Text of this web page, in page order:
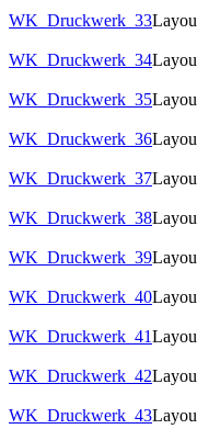
WK_Druckwerk_33
WK_Druckwerk_34
WK_Druckwerk_35
WK_Druckwerk_36
WK_Druckwerk_37
WK_Druckwerk_38
WK_Druckwerk_39
WK_Druckwerk_40
WK_Druckwerk_41
WK_Druckwerk_42
WK_Druckwerk_43